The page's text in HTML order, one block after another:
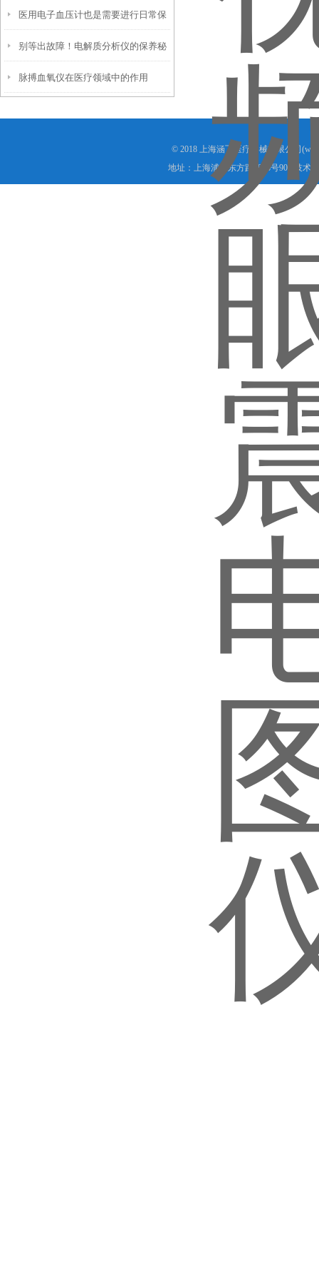
解吗？
医用电子血压计也是需要进行日常保
养的
别等出故障！电解质分析仪的保养秘
诀，早掌握少踩坑
脉搏血氧仪在医疗领域中的作用
© 2018 上海涵飞医疗器械有限公司
地址：上海浦东东方路1988号905 技术